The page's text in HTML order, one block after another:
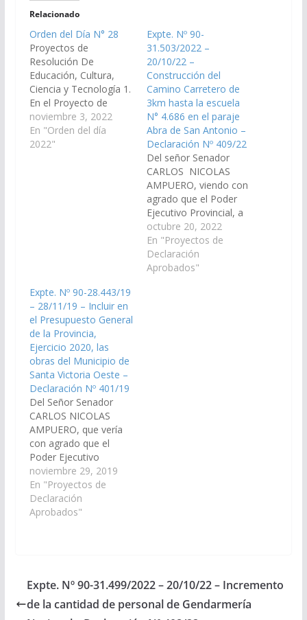
Relacionado
Orden del Día N° 28
Proyectos de
Resolución De
Educación, Cultura,
Ciencia y Tecnología 1.
En el Proyecto de
Resolución del Señor
Senador EMILIANO
DURAND, declarando
noviembre 3, 2022
En "Orden del día
2022"
Expte. Nº 90-
31.503/2022 –
20/10/22 –
Construcción del
Camino Carretero de
3km hasta la escuela
N° 4.686 en el paraje
Abra de San Antonio –
Declaración Nº 409/22
Del señor Senador
CARLOS NICOLAS
AMPUERO, viendo con
agrado que el Poder
Ejecutivo Provincial, a
través del Ministerio de
Infraestructura,
Vialidad de la Provincia,
realice las gestiones
octubre 20, 2022
En "Proyectos de
Declaración
Aprobados"
Expte. Nº 90-28.443/19
– 28/11/19 – Incluir en
el Presupuesto General
de la Provincia,
Ejercicio 2020, las
obras del Municipio de
Santa Victoria Oeste –
Declaración Nº 401/19
Del Señor Senador
CARLOS NICOLAS
AMPUERO, que vería
con agrado que el
Poder Ejecutivo
Provincial, a través de
los Organismos
Correspondientes,
incorpore en el Plan de
Ejercicio 2020, las
obras que a
continuación se
noviembre 29, 2019
En "Proyectos de
Declaración
Aprobados"
Expte. Nº 90-31.499/2022 – 20/10/22 – Incremento
de la cantidad de personal de Gendarmería